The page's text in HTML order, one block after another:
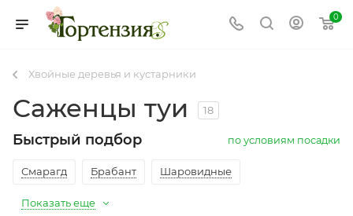
0
Хвойные деревья и кустарники
Саженцы туи 18
Быстрый подбор по условиям посадки
Смарагд Брабант Шаровидные
Показать еще